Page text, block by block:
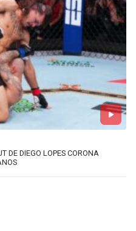
DE DIEGO LOPES CORONA